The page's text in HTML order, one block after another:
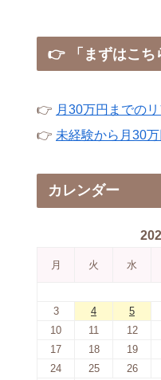
👉 「まずはこち
👉 月30万円までの
👉 未経験から月30
カレンダー
月 火 水
3
4 5
10
11 12
17
18 19
24
25 26